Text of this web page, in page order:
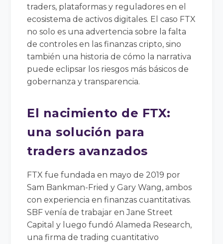
traders, plataformas y reguladores en el
ecosistema de activos digitales. El caso FTX
no solo es una advertencia sobre la falta
de controles en las finanzas cripto, sino
también una historia de cómo la narrativa
puede eclipsar los riesgos más básicos de
gobernanza y transparencia.
El nacimiento de FTX:
una solución para
traders avanzados
FTX fue fundada en mayo de 2019 por
Sam Bankman-Fried y Gary Wang, ambos
con experiencia en finanzas cuantitativas.
SBF venía de trabajar en Jane Street
Capital y luego fundó Alameda Research,
una firma de trading cuantitativo